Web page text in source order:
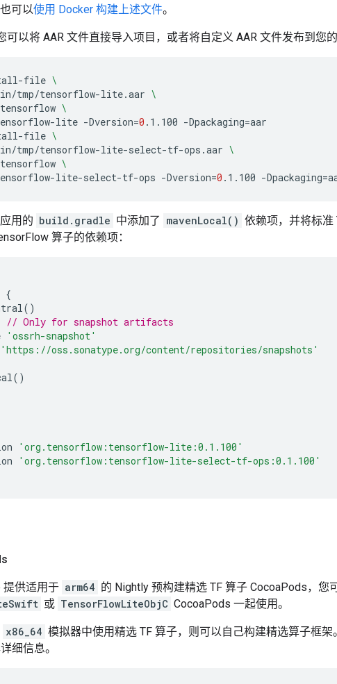
可以使用 Docker 构建上述文件。
可以将 AAR 文件直接导入项目，或者将自定义 AAR 文件发布到您的
file \
tmp/tensorflow-lite.aar \
\
lite -Dversion=0 .1.100 -Dpackaging=aar
file \
tmp/tensorflow-lite-select-tf-ops.aar \
\
lite-select-tf-ops -Dversion=0 .1.100 -Dpackaging=
用的 build.gradle 中添加了 mavenLocal() 依赖项，并将标
算子的依赖项：
{
()
// Only for snapshot artifacts
'ossrh-snapshot'
'https://oss.sonatype.org/content/repositories/snapshots'
()
'org.tensorflow:tensorflow-lite:0.1.100'
'org.tensorflow:tensorflow-lite-select-tf-ops:0.1.100'
提供适用于 arm64 的 Nightly 预构建精选 TF 算子 CocoaPods，您
或 TensorFlowLiteObjC CocoaPods 一起使用。
x86_64 模拟器中使用精选 TF 算子，则可以自己构建精选算子框架
细信息。